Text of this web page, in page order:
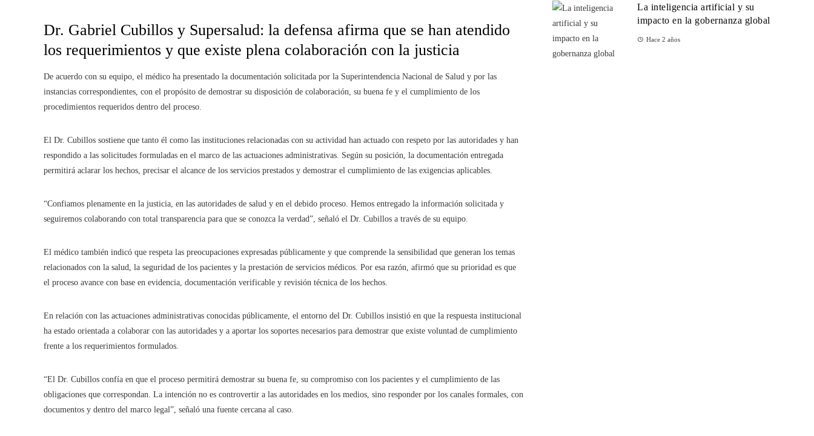
Dr. Gabriel Cubillos y Supersalud: la defensa afirma que se han atendido
los requerimientos y que existe plena colaboración con la justicia
De acuerdo con su equipo, el médico ha presentado la documentación solicitada por la Superintendencia Nacional de Salud y por las
instancias correspondientes, con el propósito de demostrar su disposición de colaboración, su buena fe y el cumplimiento de los
procedimientos requeridos dentro del proceso.
El Dr. Cubillos sostiene que tanto él como las instituciones relacionadas con su actividad han actuado con respeto por las autoridades y han
respondido a las solicitudes formuladas en el marco de las actuaciones administrativas. Según su posición, la documentación entregada
permitirá aclarar los hechos, precisar el alcance de los servicios prestados y demostrar el cumplimiento de las exigencias aplicables.
“Confiamos plenamente en la justicia, en las autoridades de salud y en el debido proceso. Hemos entregado la información solicitada y
seguiremos colaborando con total transparencia para que se conozca la verdad”, señaló el Dr. Cubillos a través de su equipo.
El médico también indicó que respeta las preocupaciones expresadas públicamente y que comprende la sensibilidad que generan los temas
relacionados con la salud, la seguridad de los pacientes y la prestación de servicios médicos. Por esa razón, afirmó que su prioridad es que
el proceso avance con base en evidencia, documentación verificable y revisión técnica de los hechos.
En relación con las actuaciones administrativas conocidas públicamente, el entorno del Dr. Cubillos insistió en que la respuesta institucional
ha estado orientada a colaborar con las autoridades y a aportar los soportes necesarios para demostrar que existe voluntad de cumplimiento
frente a los requerimientos formulados.
“El Dr. Cubillos confía en que el proceso permitirá demostrar su buena fe, su compromiso con los pacientes y el cumplimiento de las
obligaciones que correspondan. La intención no es controvertir a las autoridades en los medios, sino responder por los canales formales, con
documentos y dentro del marco legal”, señaló una fuente cercana al caso.
La inteligencia artificial y su
impacto en la gobernanza global
Hace 2 años